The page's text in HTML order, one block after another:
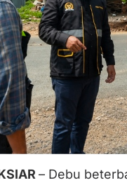
– Debu